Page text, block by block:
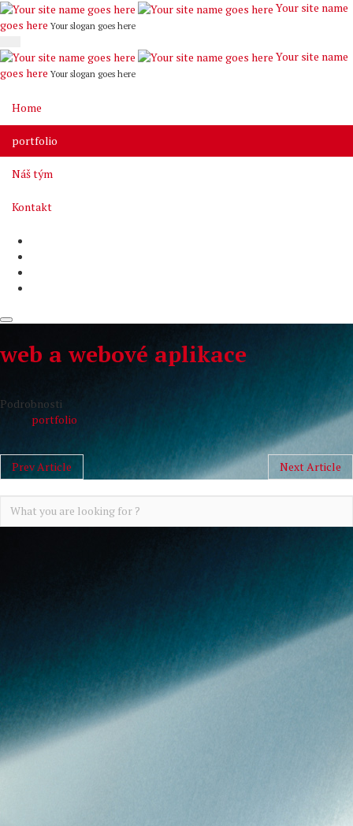
Your site name
goes here Your slogan goes here
Your site name
goes here Your slogan goes here
Home
portfolio
Náš tým
Kontakt
web a webové aplikace
Podrobnosti
portfolio
Prev Article Next Article